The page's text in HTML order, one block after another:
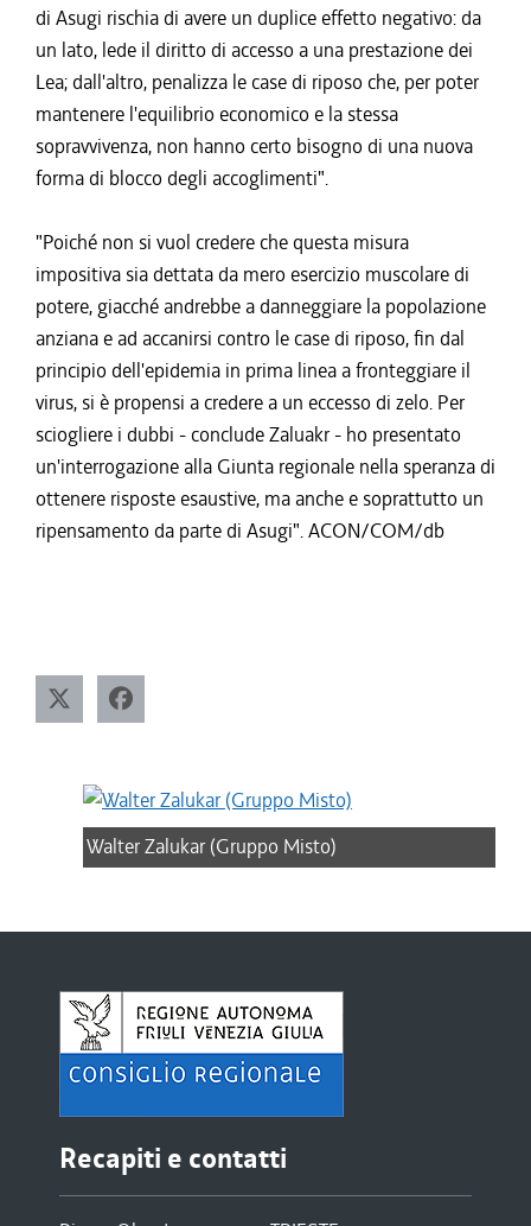
di Asugi rischia di avere un duplice effetto negativo: da
un lato, lede il diritto di accesso a una prestazione dei
Lea; dall'altro, penalizza le case di riposo che, per poter
mantenere l'equilibrio economico e la stessa
sopravvivenza, non hanno certo bisogno di una nuova
forma di blocco degli accoglimenti".
"Poiché non si vuol credere che questa misura
impositiva sia dettata da mero esercizio muscolare di
potere, giacché andrebbe a danneggiare la popolazione
anziana e ad accanirsi contro le case di riposo, fin dal
principio dell'epidemia in prima linea a fronteggiare il
virus, si è propensi a credere a un eccesso di zelo. Per
sciogliere i dubbi - conclude Zaluakr - ho presentato
un'interrogazione alla Giunta regionale nella speranza di
ottenere risposte esaustive, ma anche e soprattutto un
ripensamento da parte di Asugi". ACON/COM/db
Walter Zalukar (Gruppo Misto)
Recapiti e contatti